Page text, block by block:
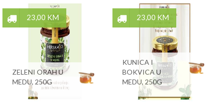
23,00 KM
ZELENI ORAH U
MEDU, 250G
23,00 KM
KUNICA I
BOKVICA U
MEDU, 250G